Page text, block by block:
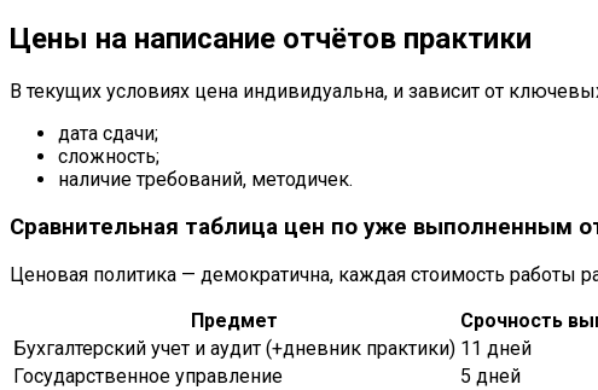
Цены на написание отчётов практики
В текущих условиях цена индивидуальна, и зависит от
дата сдачи;
сложность;
наличие требований, методичек.
Сравнительная таблица цен по уже выполненным
Ценовая политика — демократична, каждая стоимость работы
Предмет
Срочность
Бухгалтерский учет и аудит (+дневник практики) 11 дней
Государственное управление
5 дней